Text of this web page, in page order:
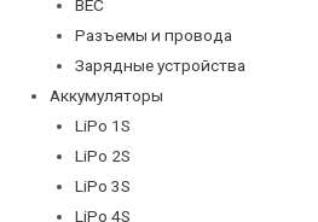
BEC
Разъемы и провода
Зарядные устройства
Аккумуляторы
LiPo 1S
LiPo 2S
LiPo 3S
LiPo 4S